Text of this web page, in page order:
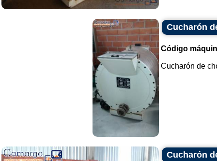
Cucharón
Código
Cucharón de
Cucharón